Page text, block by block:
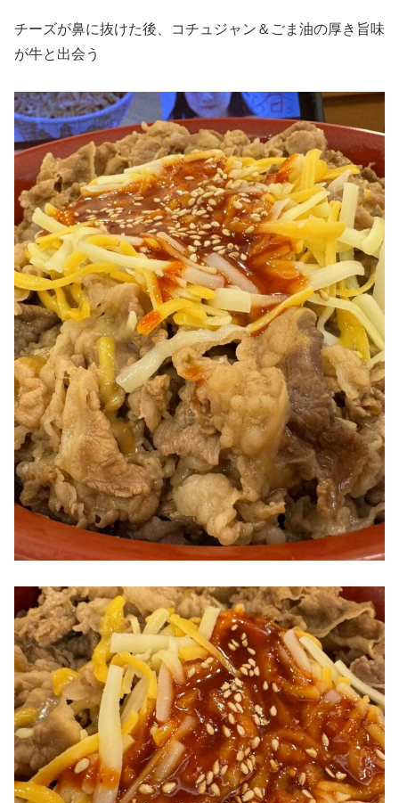
チーズが鼻に抜けた後、コチュジャン＆ごま油の厚き旨味
が牛と出会う